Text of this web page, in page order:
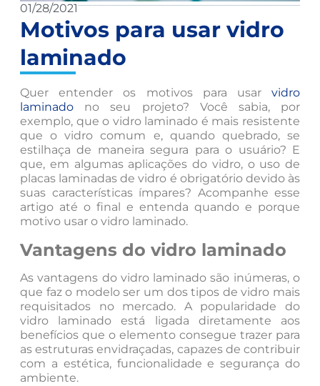
01/28/2021
Motivos para usar vidro
laminado
Quer entender os motivos para usar vidro
laminado no seu projeto? Você sabia, por
exemplo, que o vidro laminado é mais resistente
que o vidro comum e, quando quebrado, se
estilhaça de maneira segura para o usuário? E
que, em algumas aplicações do vidro, o uso de
placas laminadas de vidro é obrigatório devido às
suas características ímpares? Acompanhe esse
artigo até o final e entenda quando e porque
motivo usar o vidro laminado.
Vantagens do vidro laminado
As vantagens do vidro laminado são inúmeras, o
que faz o modelo ser um dos tipos de vidro mais
requisitados no mercado. A popularidade do
vidro laminado está ligada diretamente aos
benefícios que o elemento consegue trazer para
as estruturas envidraçadas, capazes de contribuir
com a estética, funcionalidade e segurança do
ambiente.